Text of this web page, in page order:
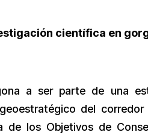
científica en
a ser parte de una
del
de los Objetivos de